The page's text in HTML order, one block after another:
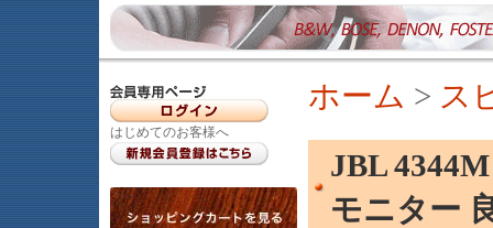
はじめてのお客様へ
ホーム > ス
JBL
モニター